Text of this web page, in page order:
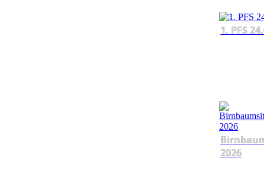
1. PFS
2026